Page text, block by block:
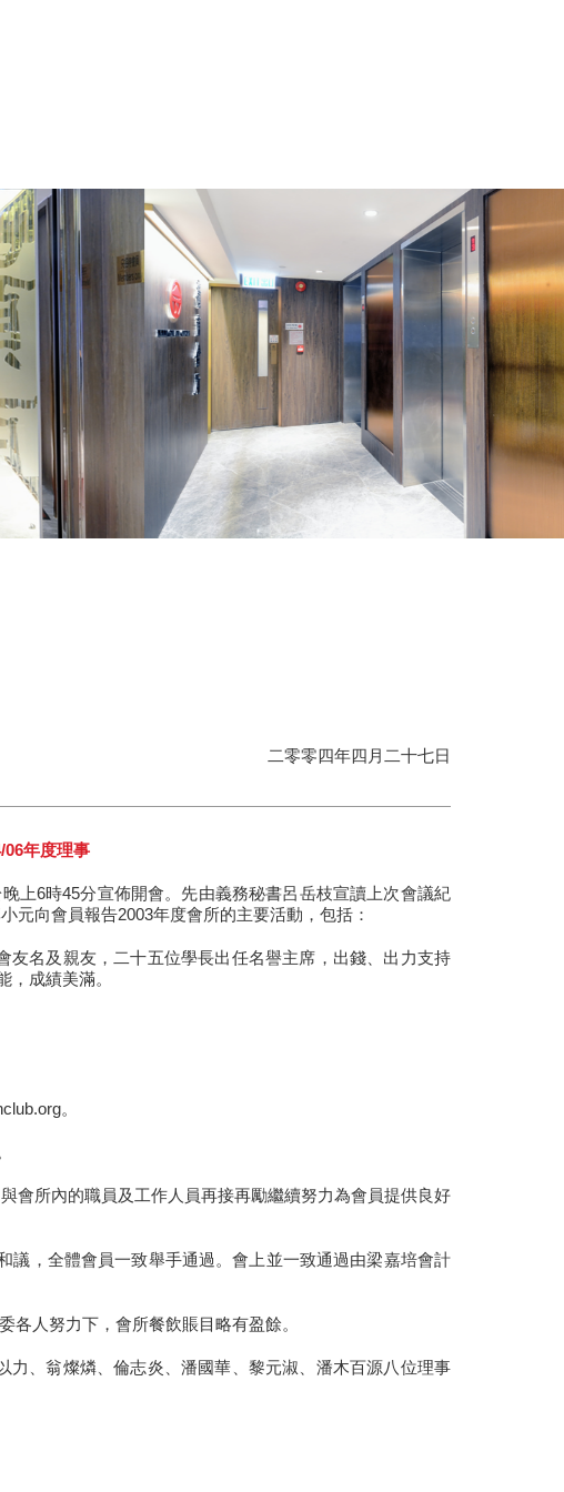
二零零四年四月二十七日
06年度理事
上6時45分宣佈開會。先由義務秘書呂岳枝宣讀上次會議紀
元向會員報告2003年度會所的主要活動，包括：
友名及親友，二十五位學長出任名譽主席，出錢、出力支持
成績美滿。
。
會所內的職員及工作人員再接再勵繼續努力為會員提供良好
議，全體會員一致舉手通過。會上並一致通過由梁嘉培會計
各人努力下，會所餐飲賬目略有盈餘。
力、翁燦燐、倫志炎、潘國華、黎元淑、潘木百源八位理事